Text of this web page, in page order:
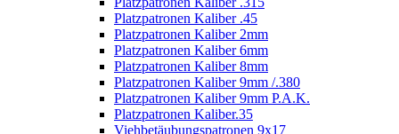
Platzpatronen Kaliber .45
Platzpatronen Kaliber 2mm
Platzpatronen Kaliber 6mm
Platzpatronen Kaliber 8mm
Platzpatronen Kaliber 9mm /.380
Platzpatronen Kaliber 9mm P.A.K.
Platzpatronen Kaliber.35
Viehbetäubungspatronen 9x17